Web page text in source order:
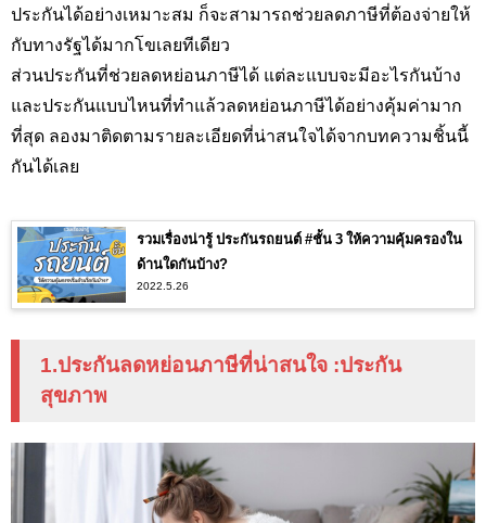
ประกันได้อย่างเหมาะสม ก็จะสามารถช่วยลดภาษีที่ต้องจ่ายให้
กับทางรัฐได้มากโขเลยทีเดียว
ส่วนประกันที่ช่วยลดหย่อนภาษีได้ แต่ละแบบจะมีอะไรกันบ้าง
และประกันแบบไหนที่ทำแล้วลดหย่อนภาษีได้อย่างคุ้มค่ามาก
ที่สุด ลองมาติดตามรายละเอียดที่น่าสนใจได้จากบทความชิ้นนี้
กันได้เลย
รวมเรื่องน่ารู้ ประกันรถยนต์ #ชั้น 3 ให้ความคุ้มครองใน
ด้านใดกันบ้าง?
2022.5.26
1.ประกันลดหย่อนภาษีที่น่าสนใจ :ประกัน
สุขภาพ